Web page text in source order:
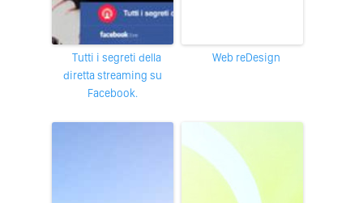
Tutti i segreti della
diretta streaming su
Facebook.
Web reDesign